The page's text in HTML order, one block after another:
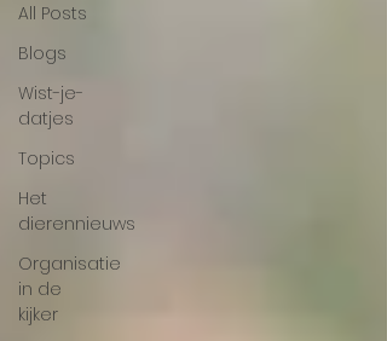
All Posts
Blogs
Wist-je-
datjes
Topics
Het
dierennieuws
Organisatie
in de
kijker